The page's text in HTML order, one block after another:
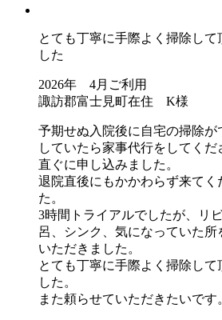
とても丁寧に手際よく掃除して
した
2026年 4月ご利用
諏訪郡富士見町在住 K様
予期せぬ入院後に自宅の掃除が
していたら家事代行をしてくだ
直ぐに申し込みました。
退院直後にもかかわらず来てく
た。
3時間トライアルでしたが、リ
呂、シンク、気になっていた所
いただきました。
とても丁寧に手際よく掃除して
した。
また頼らせていただきたいです